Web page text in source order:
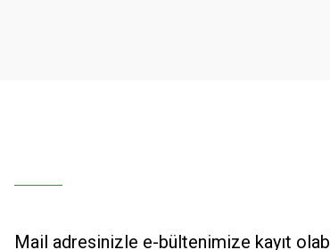
Mail adresinizle e-bültenimize kayıt